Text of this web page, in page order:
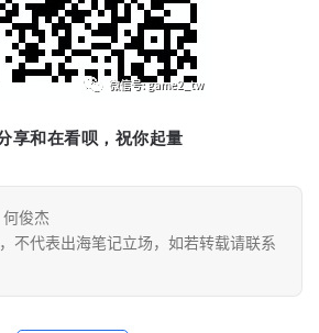
享和在看呗，祝你起量
俊杰
不代表出海笔记立场，如若转载请联系